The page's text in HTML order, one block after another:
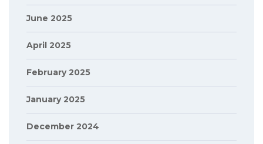
June 2025
April 2025
February 2025
January 2025
December 2024